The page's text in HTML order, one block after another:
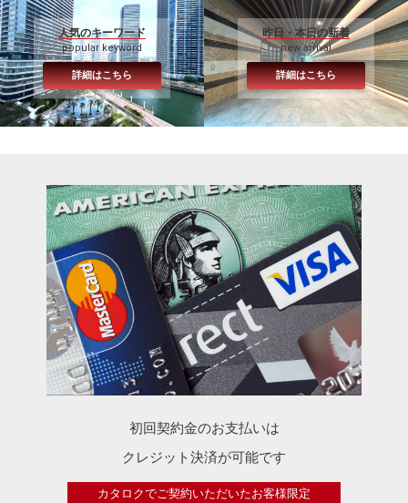
人気のキーワード
popular keyword
詳細はこちら
昨日・本日の新着
new arrival
詳細はこちら
初回契約金のお支払いは
クレジット決済が可能です
カタロクでご契約いただいたお客様限定